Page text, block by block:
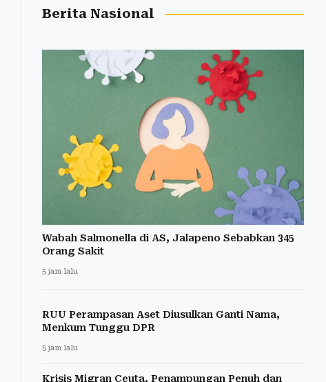
Berita Nasional
Wabah Salmonella di AS, Jalapeno Sebabkan 345
Orang Sakit
5 jam lalu
RUU Perampasan Aset Diusulkan Ganti Nama,
Menkum Tunggu DPR
5 jam lalu
Krisis Migran Ceuta, Penampungan Penuh dan